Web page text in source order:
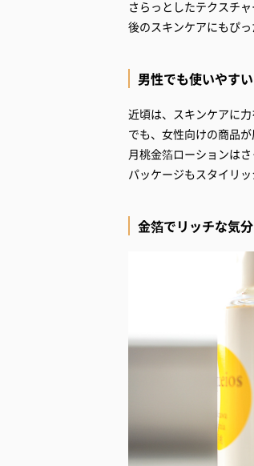
さらっとしたテクスチ
後のスキンケアにもぴっ
男性でも使いやすい
近頃は、スキンケアに力
でも、女性向けの商品
月桃金箔ローションは
パッケージもスタイリ
金箔でリッチな気